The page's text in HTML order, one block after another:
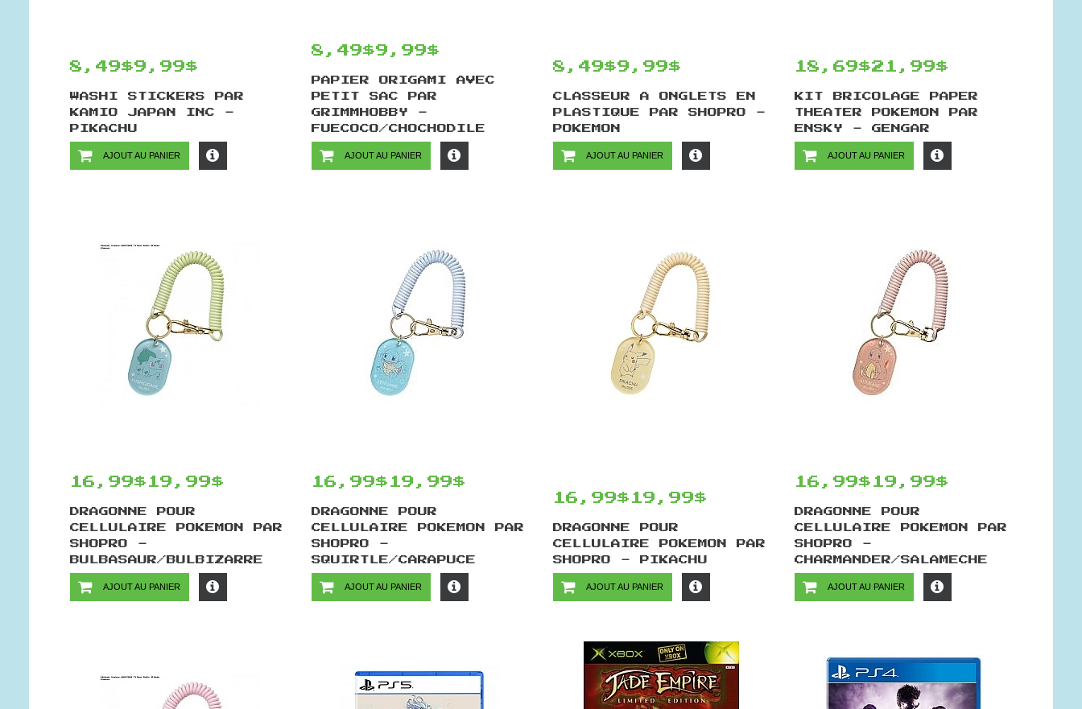
8,49$9,99$
WASHI STICKERS PAR
KAMIO JAPAN INC -
PIKACHU
AJOUT AU PANIER
8,49$9,99$
PAPIER ORIGAMI AVEC
PETIT SAC PAR
GRIMMHOBBY -
FUECOCO/CHOCHODILE
AJOUT AU PANIER
8,49$9,99$
CLASSEUR A ONGLETS EN
PLASTIQUE PAR SHOPRO -
POKEMON
AJOUT AU PANIER
18,69$21,99$
KIT BRICOLAGE PAPER
THEATER POKEMON PAR
ENSKY - GENGAR
AJOUT AU PANIER
16,99$ 19,99$
DRAGONNE POUR
CELLULAIRE POKEMON PAR
SHOPRO -
BULBASAUR/BULBIZARRE
AJOUT AU PANIER
16,99$ 19,99$
DRAGONNE POUR
CELLULAIRE POKEMON PAR
SHOPRO -
SQUIRTLE/CARAPUCE
AJOUT AU PANIER
16,99$ 19,99$
DRAGONNE POUR
CELLULAIRE POKEMON PAR
SHOPRO - PIKACHU
AJOUT AU PANIER
16,99$ 19,99$
DRAGONNE POUR
CELLULAIRE POKEMON PAR
SHOPRO -
CHARMANDER/SALAMECHE
AJOUT AU PANIER